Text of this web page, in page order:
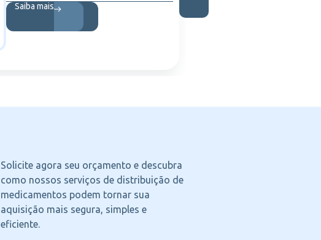
Saiba mais
Solicite agora seu orçamento e descubra
como nossos serviços de distribuição de
medicamentos podem tornar sua
aquisição mais segura, simples e
eficiente.